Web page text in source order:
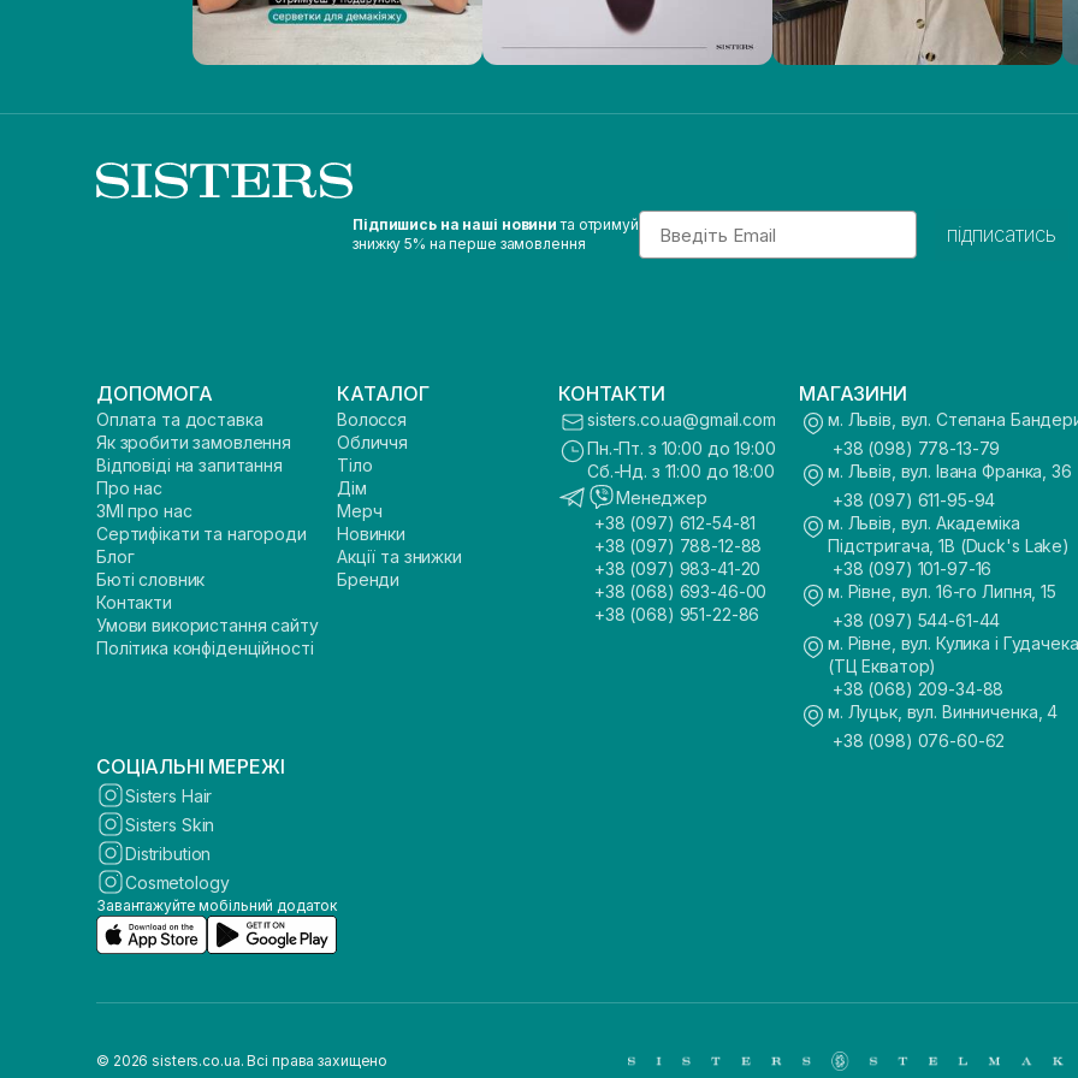
Підпишись на наші новини та отримуй
знижку 5% на перше замовлення
Email
підписатись
ДОПОМОГА
Оплата та доставка
Як зробити замовлення
Відповіді на запитання
Про нас
ЗМІ про нас
Сертифікати та нагороди
Блог
Бюті словник
Контакти
Умови використання сайту
Політика конфіденційності
КАТАЛОГ
Волосся
Обличчя
Тіло
Дім
Мерч
Новинки
Акції та знижки
Бренди
КОНТАКТИ
sisters.co.ua@gmail.com
Пн.-Пт. з 10:00 до 19:00
Сб.-Нд. з 11:00 до 18:00
Менеджер
+38 (097) 612-54-81
+38 (097) 788-12-88
+38 (097) 983-41-20
+38 (068) 693-46-00
+38 (068) 951-22-86
МАГАЗИНИ
м. Львів, вул. Степана
+38 (098) 778-13-79
м. Львів, вул. Івана Франка, 36
+38 (097) 611-95-94
м. Львів, вул. Академіка
Підстригача, 1В (Duck's Lake)
+38 (097) 101-97-16
м. Рівне, вул. 16-го Липня, 15
+38 (097) 544-61-44
м. Рівне, вул. Кулика і
(ТЦ Екватор)
+38 (068) 209-34-88
м. Луцьк, вул. Винниченка, 4
+38 (098) 076-60-62
СОЦІАЛЬНІ МЕРЕЖІ
Sisters Hair
Sisters Skin
Distribution
Cosmetology
Завантажуйте мобільний додаток
© 2026 sisters.co.ua. Всі права захищено